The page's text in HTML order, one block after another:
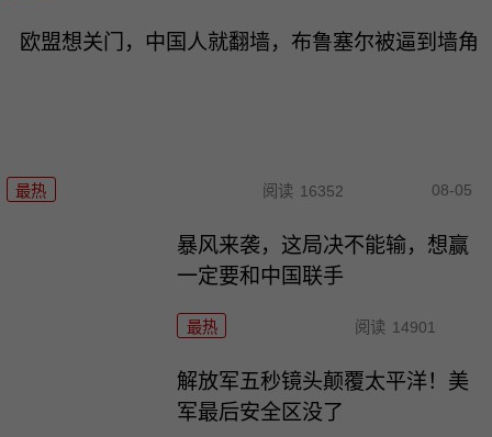
欧盟想关门，中国人就翻墙，布鲁塞尔被逼到墙角
最热 阅读 16352 08-05
暴风来袭，这局决不能输，想赢
一定要和中国联手
最热 阅读 14901
解放军五秒镜头颠覆太平洋！美
军最后安全区没了